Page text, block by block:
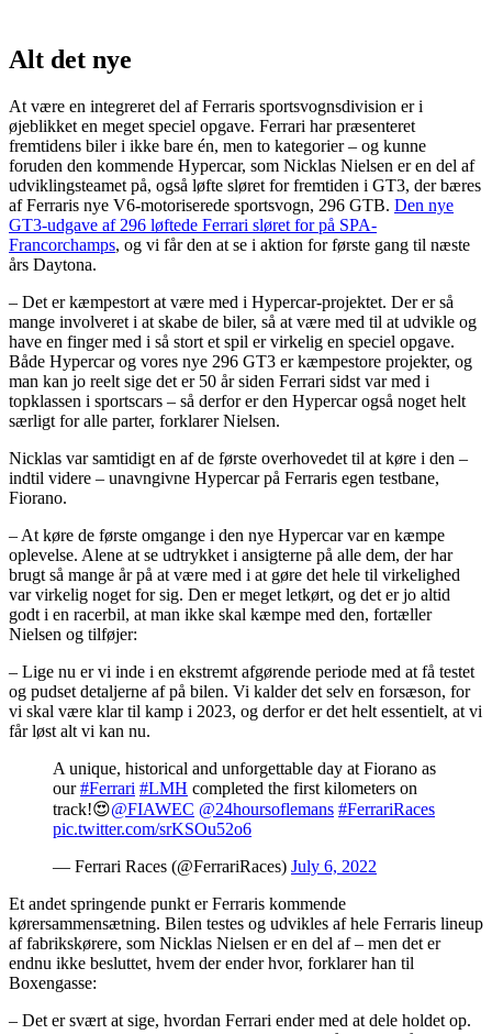
Alt det nye
At være en integreret del af Ferraris sportsvognsdivision er i
øjeblikket en meget speciel opgave. Ferrari har præsenteret
fremtidens biler i ikke bare én, men to kategorier – og kunne
foruden den kommende Hypercar, som Nicklas Nielsen er en del af
udviklingsteamet på, også løfte sløret for fremtiden i GT3, der bæres
af Ferraris nye V6-motoriserede sportsvogn, 296 GTB. Den nye
GT3-udgave af 296 løftede Ferrari sløret for på SPA-
Francorchamps, og vi får den at se i aktion for første gang til næste
års Daytona.
– Det er kæmpestort at være med i Hypercar-projektet. Der er så
mange involveret i at skabe de biler, så at være med til at udvikle og
have en finger med i så stort et spil er virkelig en speciel opgave.
Både Hypercar og vores nye 296 GT3 er kæmpestore projekter, og
man kan jo reelt sige det er 50 år siden Ferrari sidst var med i
topklassen i sportscars – så derfor er den Hypercar også noget helt
særligt for alle parter, forklarer Nielsen.
Nicklas var samtidigt en af de første overhovedet til at køre i den –
indtil videre – unavngivne Hypercar på Ferraris egen testbane,
Fiorano.
– At køre de første omgange i den nye Hypercar var en kæmpe
oplevelse. Alene at se udtrykket i ansigterne på alle dem, der har
brugt så mange år på at være med i at gøre det hele til virkelighed
var virkelig noget for sig. Den er meget letkørt, og det er jo altid
godt i en racerbil, at man ikke skal kæmpe med den, fortæller
Nielsen og tilføjer:
– Lige nu er vi inde i en ekstremt afgørende periode med at få testet
og pudset detaljerne af på bilen. Vi kalder det selv en forsæson, for
vi skal være klar til kamp i 2023, og derfor er det helt essentielt, at vi
får løst alt vi kan nu.
A unique, historical and unforgettable day at Fiorano as
our#Ferrari #LMH completed the first kilometers on
track!😍@FIAWEC @24hoursoflemans #FerrariRaces
pic.twitter.com/srKSOu52o6
— Ferrari Races (@FerrariRaces) July 6, 2022
Et andet springende punkt er Ferraris kommende
kørersammensætning. Bilen testes og udvikles af hele Ferraris lineup
af fabrikskørere, som Nicklas Nielsen er en del af – men det er
endnu ikke besluttet, hvem der ender hvor, forklarer han til
Boxengasse:
– Det er svært at sige, hvordan Ferrari ender med at dele holdet op.